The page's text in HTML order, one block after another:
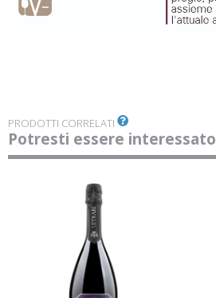
PRODOTTI CORRELATI
Potresti essere